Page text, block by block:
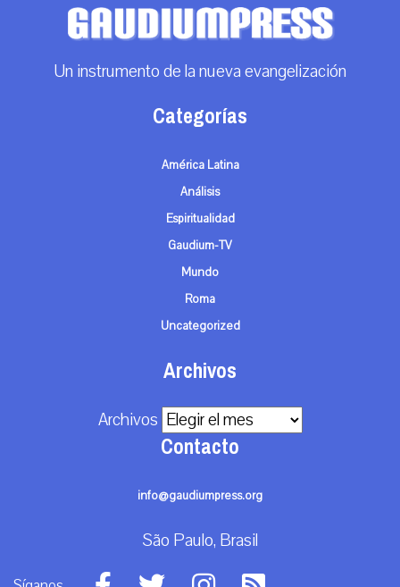
Un instrumento de la nueva evangelización
Categorías
América Latina
Análisis
Espiritualidad
Gaudium-TV
Mundo
Roma
Uncategorized
Archivos
Archivos
Contacto
info@gaudiumpress.org
São Paulo, Brasil